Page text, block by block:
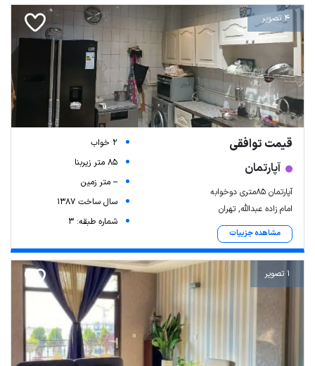
4 تصویر
قیمت توافقی
آپارتمان
آپارتمان 85متری دوخوابه
امام زاده عبدالله, تهران
مشاهده جزییات
2 خواب
85 متر زیربنا
-- متر زمین
سال ساخت 1387
شماره طبقه: 3
1 تصویر